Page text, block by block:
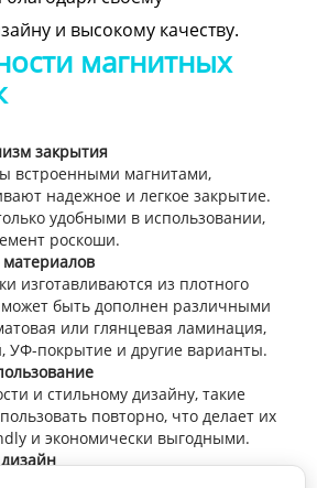
и высокому качеству.
магнитных
закрытия
встроенными магнитами,
надежное и легкое закрытие.
удобными в использовании,
роскоши.
материалов
изготавливаются из плотного
быть дополнен различными
или глянцевая ламинация,
УФ-покрытие и другие варианты.
и стильному дизайну, такие
повторно, что делает их
и экономически выгодными.